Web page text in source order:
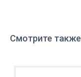
Смотрите также